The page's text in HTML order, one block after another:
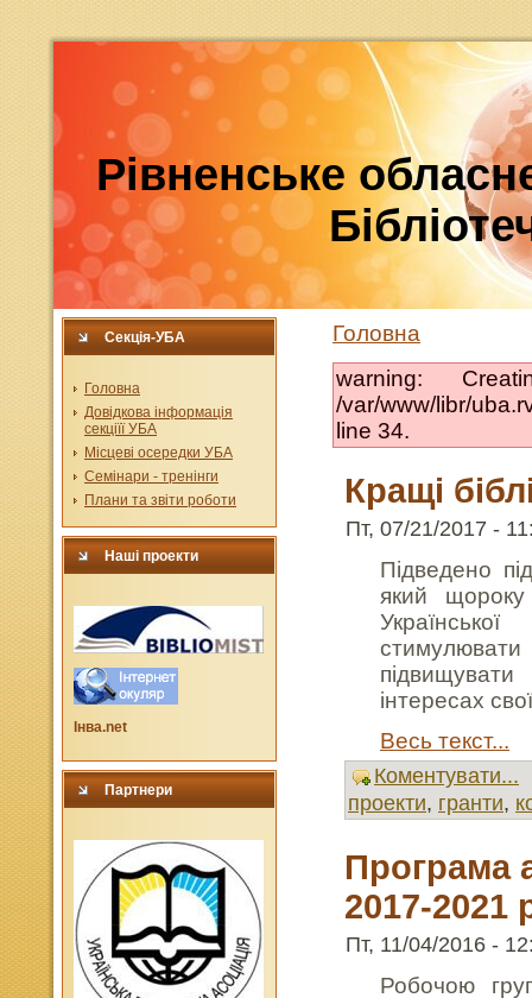
Рівненське
Секція-УБА
Головна
Довідкова інформація
секціїї УБА
Місцеві осередки УБА
Семінари - тренінги
Плани та звіти роботи
Наші проекти
Інва.net
Партнери
Головна
warning:
/var/www/libr/
line 34.
Кращі
Пт, 07/21/2017 -
Підведено
який щороку
підвищувати
інтересах
Весь текст...
Коментувати...
проекти, гранти,
Програма
2017-2021
Пт, 11/04/2016 -
Робочою